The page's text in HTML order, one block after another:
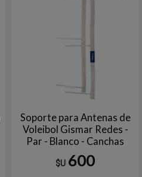
Soporte para Antenas de
Voleibol Gismar Redes -
Par - Blanco - Canchas
Profesionales y
Recreativas
$U 600